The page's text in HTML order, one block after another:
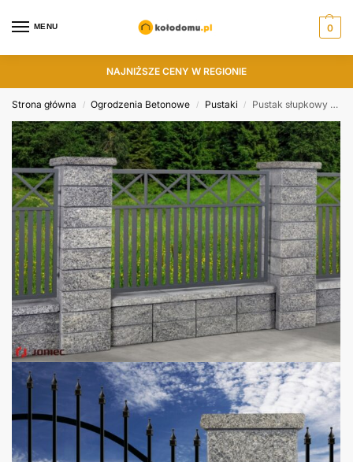
MENU 0
NAJNIŻSZE CENY W REGIONIE
Strona główna / Ogrodzenia Betonowe / Pustaki / Pustak słupkowy GTS38 Joniec 38x38x15.8